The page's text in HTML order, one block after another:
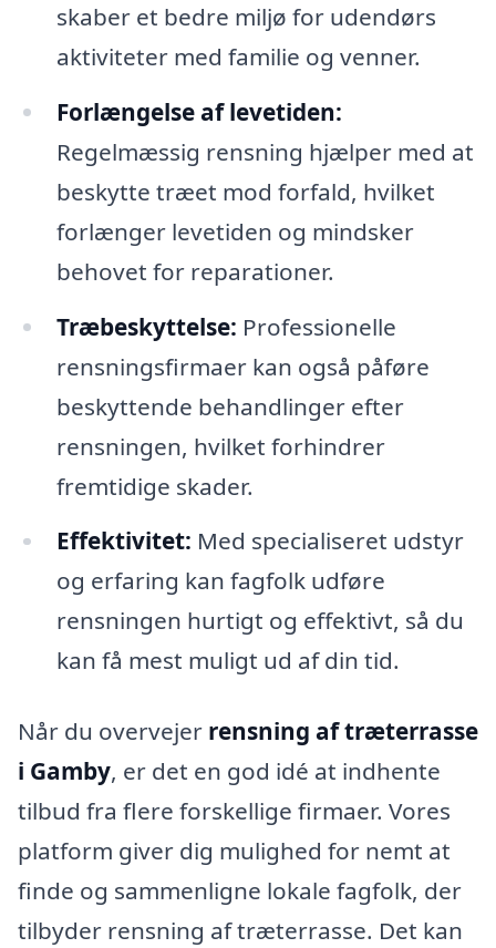
skaber et bedre miljø for udendørs
aktiviteter med familie og venner.
Forlængelse af levetiden:
Regelmæssig rensning hjælper med at
beskytte træet mod forfald, hvilket
forlænger levetiden og mindsker
behovet for reparationer.
Træbeskyttelse: Professionelle
rensningsfirmaer kan også påføre
beskyttende behandlinger efter
rensningen, hvilket forhindrer
fremtidige skader.
Effektivitet: Med specialiseret udstyr
og erfaring kan fagfolk udføre
rensningen hurtigt og effektivt, så du
kan få mest muligt ud af din tid.
Når du overvejer rensning af træterrasse
i Gamby, er det en god idé at indhente
tilbud fra flere forskellige firmaer. Vores
platform giver dig mulighed for nemt at
finde og sammenligne lokale fagfolk, der
tilbyder rensning af træterrasse. Det kan